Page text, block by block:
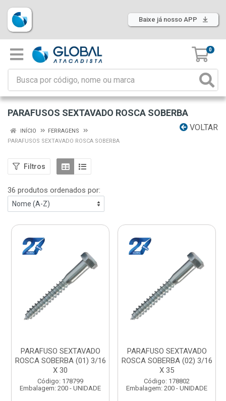
Baixe já nosso APP
0
PARAFUSOS SEXTAVADO ROSCA SOBERBA
VOLTAR
INÍCIO
FERRAGENS
PARAFUSOS SEXTAVADO ROSCA SOBERBA
Filtros
36 produtos ordenados por:
PARAFUSO SEXTAVADO
ROSCA SOBERBA (01) 3/16
X 30
Código: 178799
Embalagem: 200 - UNIDADE
PARAFUSO SEXTAVADO
ROSCA SOBERBA (02) 3/16
X 35
Código: 178802
Embalagem: 200 - UNIDADE